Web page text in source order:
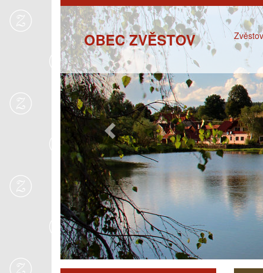
Previous
OBEC ZVĚSTOV